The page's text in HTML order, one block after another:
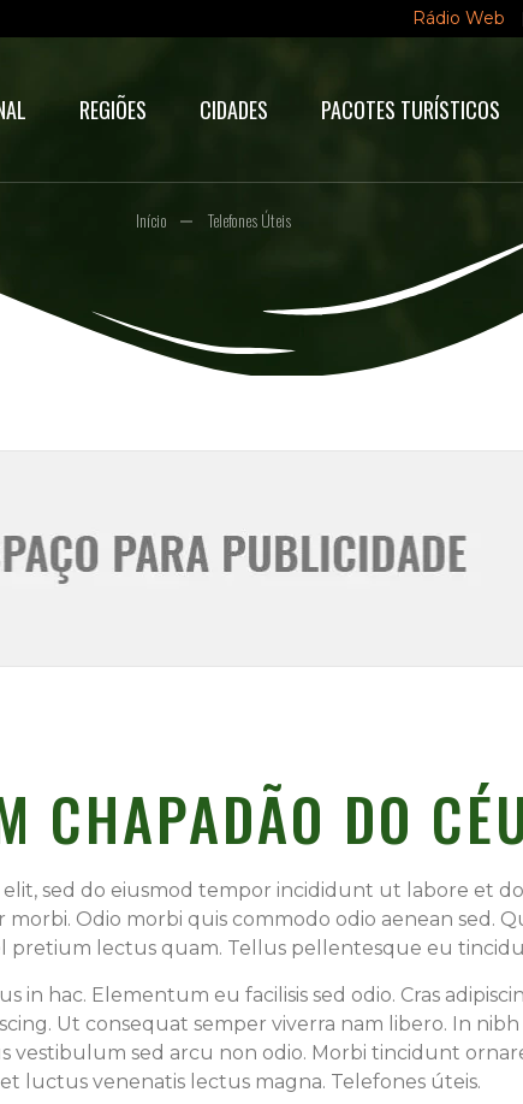
Rádio Web
REGIÕES CIDADES PACOTES TURÍSTICOS
Início Telefones Úteis
CHAPADÃO DO
sed do eiusmod tempor incididunt ut labore et
Odio morbi quis commodo odio aenean sed.
pretium lectus quam. Tellus pellentesque eu
in hac. Elementum eu facilisis sed odio. Cras
Ut consequat semper viverra nam libero. In
vestibulum sed arcu non odio. Morbi tincidunt
luctus venenatis lectus magna. Telefones úteis.